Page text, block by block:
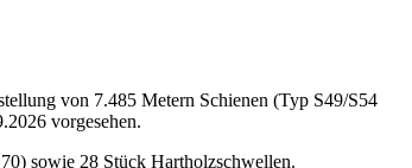
von 7.485 Metern Schienen (Typ S49/S54
vorgesehen.
sowie 28 Stück Hartholzschwellen.